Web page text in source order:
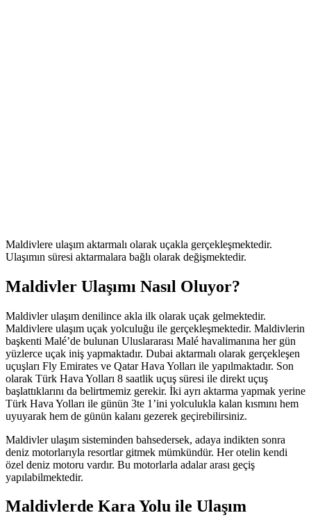
Maldivlere ulaşım aktarmalı olarak uçakla gerçekleşmektedir.
Ulaşımın süresi aktarmalara bağlı olarak değişmektedir.
Maldivler Ulaşımı Nasıl Oluyor?
Maldivler ulaşım denilince akla ilk olarak uçak gelmektedir.
Maldivlere ulaşım uçak yolculuğu ile gerçekleşmektedir. Maldivlerin
başkenti Malé’de bulunan Uluslararası Malé havalimanına her gün
yüzlerce uçak iniş yapmaktadır. Dubai aktarmalı olarak gerçekleşen
uçuşları Fly Emirates ve Qatar Hava Yolları ile yapılmaktadır. Son
olarak Türk Hava Yolları 8 saatlik uçuş süresi ile direkt uçuş
başlattıklarını da belirtmemiz gerekir. İki ayrı aktarma yapmak yerine
Türk Hava Yolları ile günün 3te 1’ini yolculukla kalan kısmını hem
uyuyarak hem de günün kalanı gezerek geçirebilirsiniz.
Maldivler ulaşım sisteminden bahsedersek, adaya indikten sonra
deniz motorlarıyla resortlar gitmek mümkündür. Her otelin kendi
özel deniz motoru vardır. Bu motorlarla adalar arası geçiş
yapılabilmektedir.
Maldivlerde Kara Yolu ile Ulaşım